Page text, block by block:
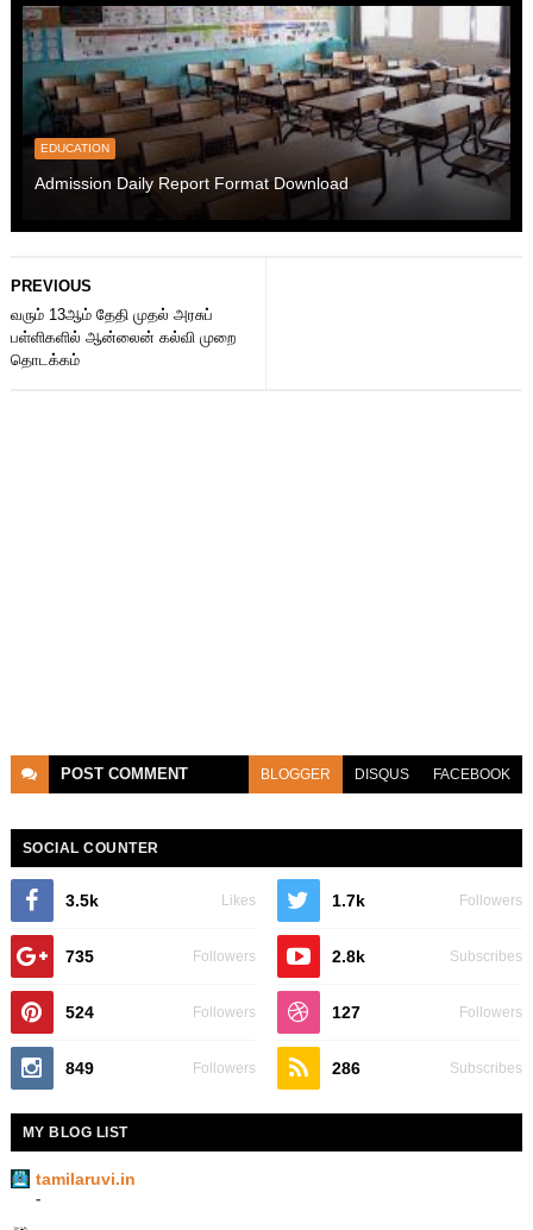
EDUCATION
Admission Daily Report Format Download
PREVIOUS
வரும் 13ஆம் தேதி முதல் அரசுப்
பள்ளிகளில் ஆன்லைன் கல்வி முறை
தொடக்கம்
POST COMMENT BLOGGER DISQUS FACEBOOK
SOCIAL COUNTER
3.5k Likes 1.7k Followers
735 Followers 2.8k Subscribes
524 Followers 127 Followers
849 Followers 286 Subscribes
MY BLOG LIST
tamilaruvi.in
-